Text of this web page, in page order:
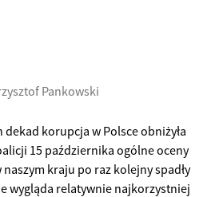
Pankowski
korupcja w Polsce obniżyła
15 października ogólne oceny
kraju po raz kolejny spadły
wygląda relatywnie najkorzystniej